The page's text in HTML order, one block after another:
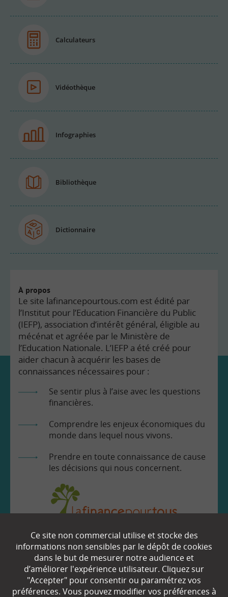
Calculateurs
Vidéothèque
Infographies
Bibliothèque
Dictionnaire
À propos
Le site lafinancepourtous.com est édité par
l’Institut pour l’Education Financière du Public
(IEFP), association d’intérêt général, éligible au
mécénat et agréée par le Ministère de
l’Education Nationale. L’IEFP a été créé pour
aider chacun à acquérir les bases de
connaissances nécessaires pour :
Se sentir plus à l’aise avec les questions
financières.
Comprendre les enjeux économiques du
monde dans lequel nous vivons.
Prendre en toute connaissance de cause
les décisions qui nous concernent.
EN SAVOIR
Qui sommes-nous ?
Ce site non commercial utilise et stocke des
informations non sensibles par le dépôt de cookies
dans le but de mesurer notre audience et
d’améliorer l'expérience utilisateur. Cliquez sur
"Accepter" pour consentir ou paramétrez vos
préférences. Vous pouvez modifier vos préférences à